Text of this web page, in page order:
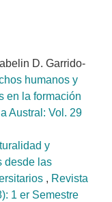
D. Garrido-
humanos y
en la formación
Austral: Vol. 29
y
desde las
, Revista
1 er Semestre